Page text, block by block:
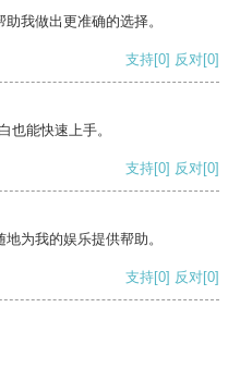
我做出更准确的选择。
支持[0] 反对[0]
也能快速上手。
支持[0] 反对[0]
为我的娱乐提供帮助。
支持[0] 反对[0]